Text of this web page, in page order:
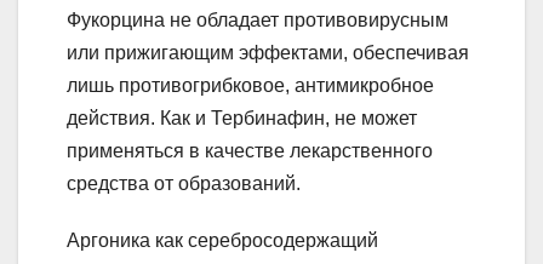
Фукорцина не обладает противовирусным
или прижигающим эффектами, обеспечивая
лишь противогрибковое, антимикробное
действия. Как и Тербинафин, не может
применяться в качестве лекарственного
средства от образований.
Аргоника как серебросодержащий